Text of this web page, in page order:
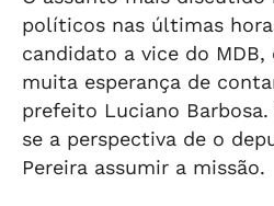
políticos nas últimas
candidato a vice do
muita esperança de
prefeito Luciano
se a perspectiva de o
Pereira assumir a missão.